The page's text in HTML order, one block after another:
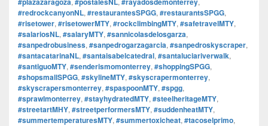
#redrockcanyonNL, #restaurantesSPGG, #restaurantsSPGG,
#risetower, #risetowerMTY, #rockclimbingMTY, #safetravelMTY,
#salariosNL, #salaryMTY, #sannicolasdelosgarza,
#sanpedrobusiness, #sanpedrogarzagarcia, #sanpedroskyscraper,
#santacatarinaNL, #santaisabelcatedral, #santaluciariverwalk,
#santiguoMTY, #senderismomonterrey, #shoppingSPGG,
#shopsmallSPGG, #skylineMTY, #skyscrapermonterrey,
#skyscrapersmonterrey, #spaspoonMTY, #spgg,
#sprawlmonterrey, #stayhydratedMTY, #steelheritageMTY,
#streetartMHY, #streetperformersMTY, #suddenheatMTY,
#summertemperaturesMTY, #summertoxicheat, #tacoselprimo,